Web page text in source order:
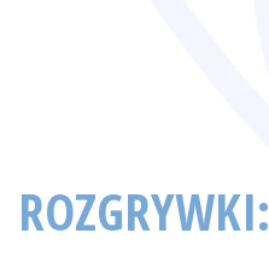
ROZGRYWKI: